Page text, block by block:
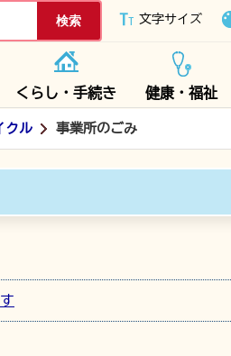
下妻市ホー
文字サイズ
くらし・手続き 健康・福祉
クル 事業所のごみ